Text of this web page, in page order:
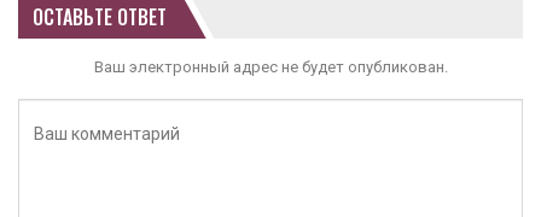
ОСТАВЬТЕ ОТВЕТ
Ваш электронный адрес не будет опубликован.